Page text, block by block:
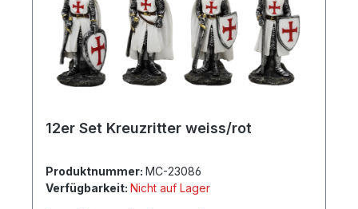
12er Set Kreuzritter weiss/rot
Produktnummer: MC-23086
Verfügbarkeit: Nicht auf Lager